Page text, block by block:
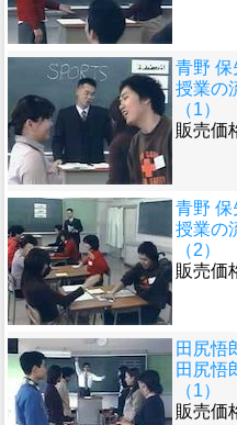
青野 保
授業の
（1）
販売価
青野 保
授業の
（2）
販売価
田尻悟
田尻悟
（1）
販売価